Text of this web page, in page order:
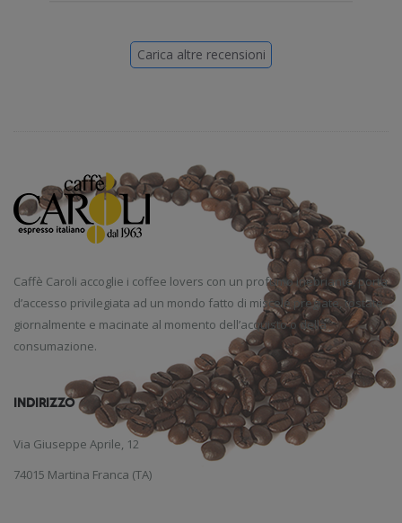
Carica altre recensioni
Caffè Caroli accoglie i coffee lovers con un profumo inebriante, porta
d’accesso privilegiata ad un mondo fatto di miscele pregiate, tostate
giornalmente e macinate al momento dell’acquisto o della
consumazione.
INDIRIZZO
Via Giuseppe Aprile, 12
74015 Martina Franca (TA)